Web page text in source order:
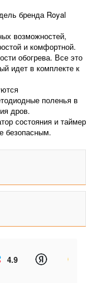
бренда Royal
возможностей,
и комфортной.
обогрева. Все это
идет в комплекте к
поленья в
дров.
состояния и таймер
безопасным.
4.9